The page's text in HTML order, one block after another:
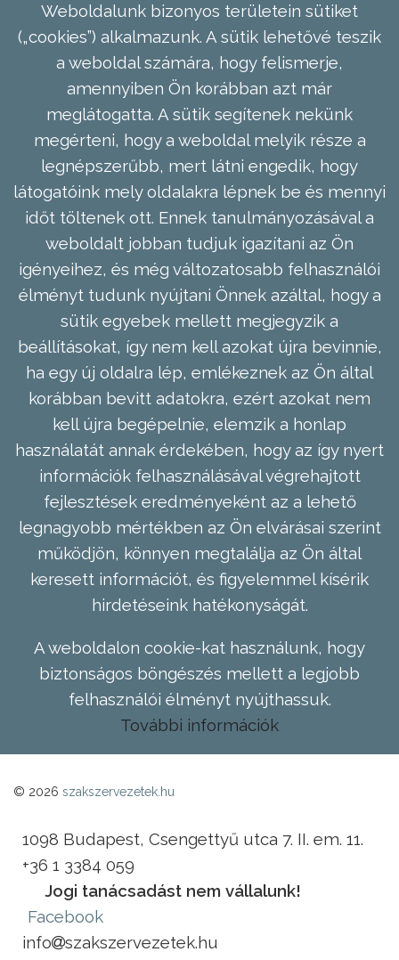
Weboldalunk bizonyos területein sütiket
(„cookies”) alkalmazunk. A sütik lehetővé teszik
a weboldal számára, hogy felismerje,
amennyiben Ön korábban azt már
meglátogatta. A sütik segítenek nekünk
megérteni, hogy a weboldal melyik része a
legnépszerűbb, mert látni engedik, hogy
látogatóink mely oldalakra lépnek be és mennyi
időt töltenek ott. Ennek tanulmányozásával a
weboldalt jobban tudjuk igazítani az Ön
igényeihez, és még változatosabb felhasználói
élményt tudunk nyújtani Önnek azáltal, hogy a
sütik egyebek mellett megjegyzik a
beállításokat, így nem kell azokat újra bevinnie,
ha egy új oldalra lép, emlékeznek az Ön által
korábban bevitt adatokra, ezért azokat nem
kell újra begépelnie, elemzik a honlap
használatát annak érdekében, hogy az így nyert
információk felhasználásával végrehajtott
fejlesztések eredményeként az a lehető
legnagyobb mértékben az Ön elvárásai szerint
működjön, könnyen megtalálja az Ön által
keresett információt, és figyelemmel kísérik
hirdetéseink hatékonyságát.
A weboldalon cookie-kat használunk, hogy
biztonságos böngészés mellett a legjobb
felhasználói élményt nyújthassuk.
További információk
© 2026 szakszervezetek.hu
1098 Budapest, Csengettyű utca 7. II. em. 11.
+36 1 3384 059
Jogi tanácsadást nem vállalunk!
Facebook
info
szakszervezetek.hu